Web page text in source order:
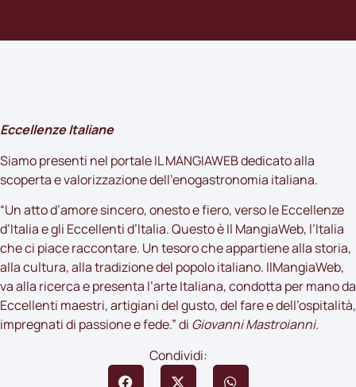
Eccellenze Italiane
Siamo presenti nel portaleIL MANGIAWEBdedicato alla
scoperta e valorizzazione dell’enogastronomia italiana.
“Un atto d’amore sincero, onesto e fiero, verso le Eccellenze
d’Italia e gli Eccellenti d’Italia. Questo èIl MangiaWeb, l’Italia
che ci piace raccontare. Un tesoro che appartiene alla storia,
alla cultura, alla tradizione del popolo italiano. IlMangiaWeb,
va alla ricerca e presenta l’arte Italiana, condotta per mano da
Eccellenti maestri, artigiani del gusto, del fare e dell’ospitalità,
impregnati di passione e fede.” di Giovanni Mastroianni.
Condividi: